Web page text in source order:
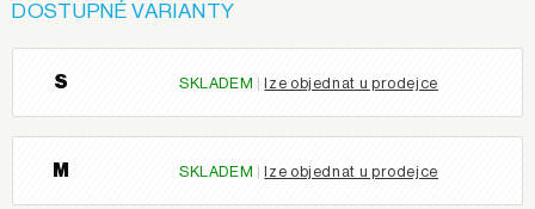
DOSTUPNÉ VARIANTY
S SKLADEM lze objednat u prodejce
M SKLADEM lze objednat u prodejce